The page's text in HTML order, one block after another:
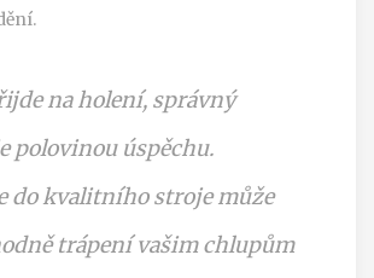
na holení, správný
polovinou úspěchu.
do kvalitního stroje může
trápení vašim chlupům